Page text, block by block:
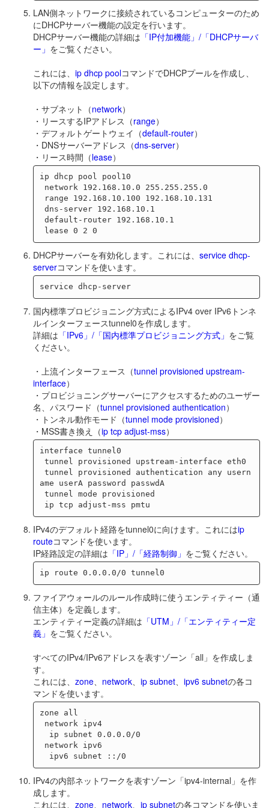
LAN側ネットワークに接続されているコンピューターのため
にDHCPサーバー機能の設定を行います。
DHCPサーバー機能の詳細は 「IP付加機能」/「DHCPサーバ
ー」 をご覧ください。
これには、 ip dhcp poolコマンドでDHCPプールを作成し、
以下の情報を設定します。
・サブネット（network）
・リースするIPアドレス（range）
・デフォルトゲートウェイ（default-router）
・DNSサーバーアドレス（dns-server）
・リース時間（lease）
ip dhcp pool pool10
DHCPサーバーを有効化します。これには、 service dhcp-
serverコマンドを使います。
service dhcp-server
国内標準プロビジョニング方式によるIPv4 over IPv6トンネ
ルインターフェースtunnel0を作成します。
詳細は 「IPv6」/「国内標準プロビジョニング方式」 をご覧
ください。
・上流インターフェース（tunnel provisioned upstream-
interface）
・プロビジョニングサーバーにアクセスするためのユーザー
名、パスワード（tunnel provisioned authentication）
・トンネル動作モード（tunnel mode provisioned）
・MSS書き換え（ip tcp adjust-mss）
interface tunnel0
ame userA password passwdA
IPv4のデフォルト経路をtunnel0に向けます。これにはip
routeコマンドを使います。
IP経路設定の詳細は 「IP」/「経路制御」 をご覧ください。
ファイアウォールのルール作成時に使うエンティティー（通
信主体）を定義します。
エンティティー定義の詳細は 「UTM」/「エンティティー定
義」 をご覧ください。
すべてのIPv4/IPv6アドレスを表すゾーン「all」を作成しま
す。
これには、 zone network ip subnet ipv6 subnetの各コ
マンドを使います。
zone all
IPv4の内部ネットワークを表すゾーン「ipv4-internal」を作
成します。
これには、 zone network ip subnetの各コマンドを使いま